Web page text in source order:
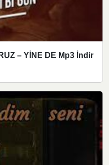
– YİNE DE Mp3 İndir